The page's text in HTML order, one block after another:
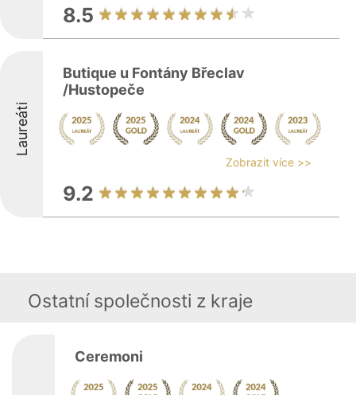
8.5
Laureáti
Butique u Fontány Břeclav
/Hustopeče
Zobrazit více >>
9.2
Ostatní společnosti z kraje
Ceremoni